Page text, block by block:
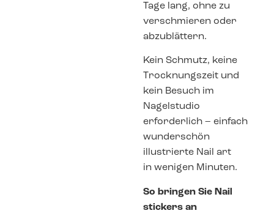
Tage lang, ohne zu
verschmieren oder
abzublättern.
Kein Schmutz, keine
Trocknungszeit und
kein Besuch im
Nagelstudio
erforderlich – einfach
wunderschön
illustrierte Nail art
in wenigen Minuten.
So bringen Sie Nail
stickers an